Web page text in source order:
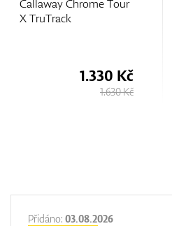
Callaway Chrome Tour
X TruTrack
1.330 Kč
1.630 Kč
Přidáno: 03.08.2026